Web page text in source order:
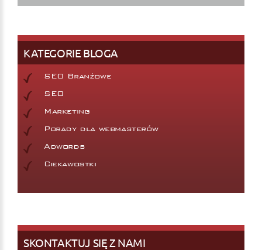
KATEGORIE BLOGA
SEO Branżowe
SEO
Marketing
Porady dla webmasterów
Adwords
Ciekawostki
SKONTAKTUJ SIĘ Z NAMI